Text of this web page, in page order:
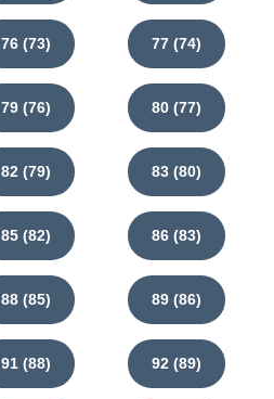
76 (73) 77 (74)
79 (76) 80 (77)
82 (79) 83 (80)
85 (82) 86 (83)
88 (85) 89 (86)
91 (88) 92 (89)